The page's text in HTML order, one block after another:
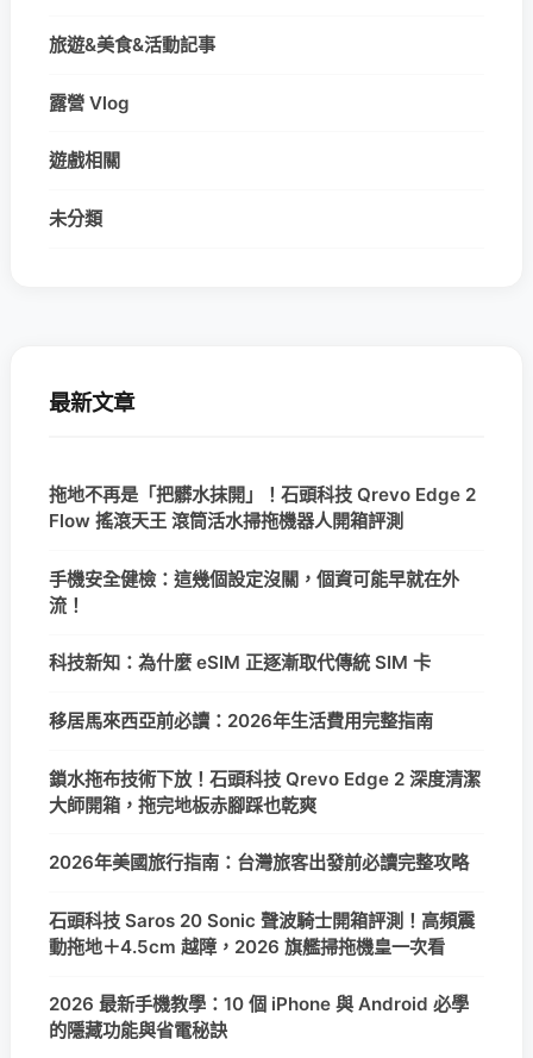
旅遊&美食&活動記事
露營 Vlog
遊戲相關
未分類
最新文章
拖地不再是「把髒水抹開」！石頭科技 Qrevo Edge 2
Flow 搖滾天王 滾筒活水掃拖機器人開箱評測
手機安全健檢：這幾個設定沒關，個資可能早就在外
流！
科技新知：為什麼 eSIM 正逐漸取代傳統 SIM 卡
移居馬來西亞前必讀：2026年生活費用完整指南
鎖水拖布技術下放！石頭科技 Qrevo Edge 2 深度清潔
大師開箱，拖完地板赤腳踩也乾爽
2026年美國旅行指南：台灣旅客出發前必讀完整攻略
石頭科技 Saros 20 Sonic 聲波騎士開箱評測！高頻震
動拖地＋4.5cm 越障，2026 旗艦掃拖機皇一次看
2026 最新手機教學：10 個 iPhone 與 Android 必學
的隱藏功能與省電秘訣